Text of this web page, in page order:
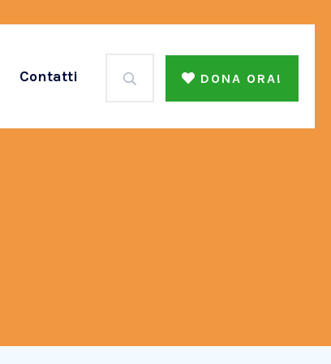
Contatti DONA ORA!